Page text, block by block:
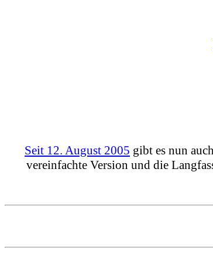
Seit 12. August 2005 gibt es nun
vereinfachte Version und die